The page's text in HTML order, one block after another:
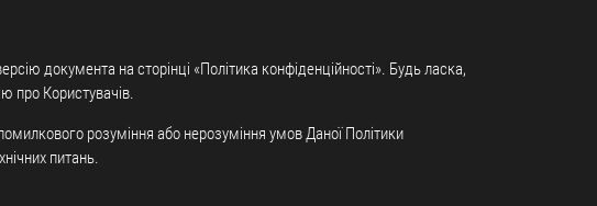
документа на сторінці «Політика конфіденційності». Будь ласка,
про Користувачів.
розуміння або нерозуміння умов Даної Політики
питань.